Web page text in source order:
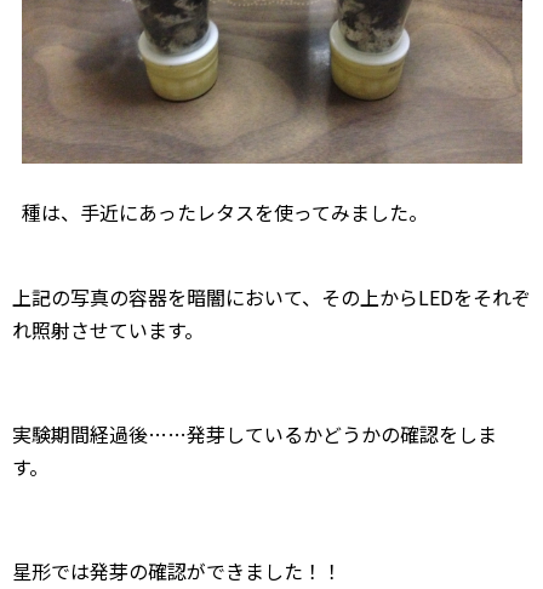
種は、手近にあったレタスを使ってみました。
上記の写真の容器を暗闇において、その上からLEDをそれぞ
れ照射させています。
実験期間経過後……発芽しているかどうかの確認をしま
す。
星形では発芽の確認ができました！！